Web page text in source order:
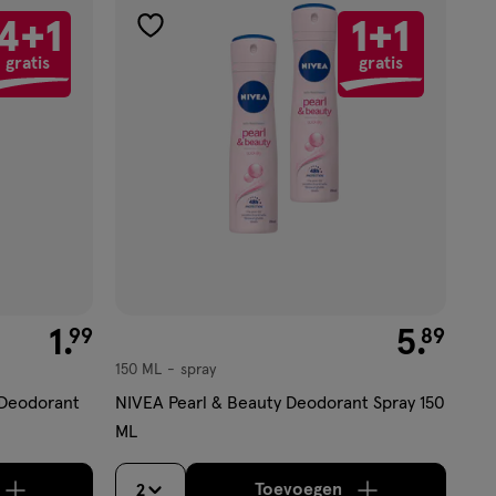
gratis
€ 1.99
1 .99
1+1
gratis
toevoegen
€ 5.89
5.89
spray
150 ML spray
NIVEA Pearl & Beauty Deodorant Spray 150
ML
2 Toevoegen